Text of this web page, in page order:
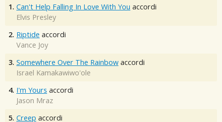
1. Can't Help Falling In Love With You accordi
Elvis Presley
2. Riptide accordi
Vance Joy
3. Somewhere Over The Rainbow accordi
Israel Kamakawiwo'ole
4. I'm Yours accordi
Jason Mraz
5. Creep accordi